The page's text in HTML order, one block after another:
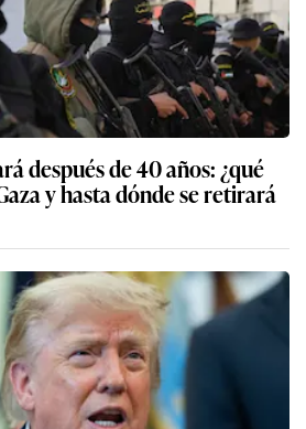
después de 40 años: ¿qué
y hasta dónde se retirará